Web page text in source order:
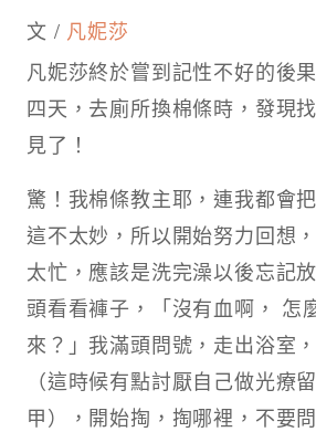
文 / 凡妮莎
凡妮莎終於嘗到記性不好的後
四天，去廁所換棉條時，發現
見了！
驚！我棉條教主耶，連我都會
這不太妙，所以開始努力回想
太忙，應該是洗完澡以後忘記
頭看看褲子，「沒有血啊， 怎
來？」我滿頭問號，走出浴室
（這時候有點討厭自己做光療
甲），開始掏，掏哪裡，不要